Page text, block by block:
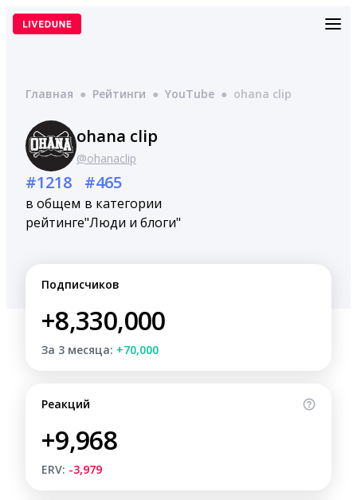
Перейти
Главная ● Рейтинги ● YouTube ● ohana clip
ohana clip
@ohanaclip
#1218
в общем
рейтинге
#465
в категории
"Люди и блоги"
Подписчиков
+8,330,000
За 3 месяца: +70,000
Реакций
+9,968
ERV: -3,979